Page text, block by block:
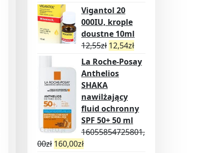
Vigantol 20
000IU, krople
doustne 10ml
12,55zł 12,54zł
La Roche-Posay
Anthelios
SHAKA
nawilżający
fluid ochronny
SPF 50+ 50 ml
16055854725801,
00zł 160,00zł